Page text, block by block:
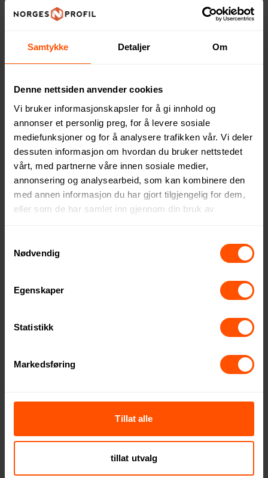
Samtykke Detaljer Om
Denne nettsiden anvender cookies
Vi bruker informasjonskapsler for å gi innhold og
annonser et personlig preg, for å levere sosiale
mediefunksjoner og for å analysere trafikken vår. Vi deler
dessuten informasjon om hvordan du bruker nettstedet
vårt, med partnerne våre innen sosiale medier,
annonsering og analysearbeid, som kan kombinere den
med annen informasjon du har gjort tilgjengelig for dem,
eller som de har samlet inn gjennom din bruk av
Nødvendig
Egenskaper
Statistikk
Markedsføring
Tillat alle
tillat utvalg
XD Collection Kompakt
Sykkel Reparasjonsett
35 NOKved 500 stk.
Torix Limfritt Lappesett til
Sykkel
34.30 NOKved 500 stk.
Olyne 7-i-1 Sykkelverktøy Boxtel Dekktrykkmåler